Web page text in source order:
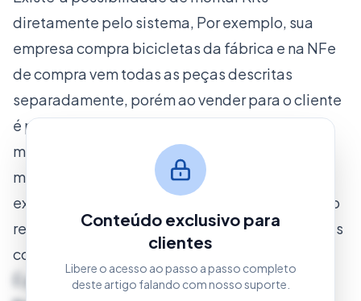
diretamente pelo sistema, Por exemplo, sua
empresa compra bicicletas da fábrica e na NFe
de compra vem todas as peças descritas
separadamente, porém ao vender para o cliente
é preciso vender o produto bicicleta, com a
montagem do Kit é possível unir as peças e
montar a bicicleta, que será o produto final. Um
exemplo que podemos citar também, é o uso do
recurso para montar cestas, por exemplo, cestas
comemorativas ou mesmo cestas básicas.
É possível importar o Kit paraNF-e,NFC-e
Conteúdo exclusivo para
clientes
Libere o acesso ao passo a passo completo
deste artigo falando com nosso suporte.